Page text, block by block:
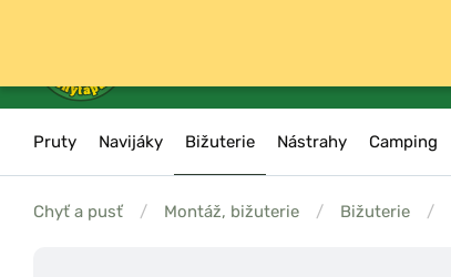
Pruty Navijáky Bižuterie Nástrahy Camping
Chyť a pusť / Montáž, bižuterie / Bižuterie /